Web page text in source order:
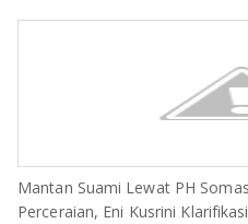
Mantan Suami Lewat PH
Perceraian, Eni Kusrini